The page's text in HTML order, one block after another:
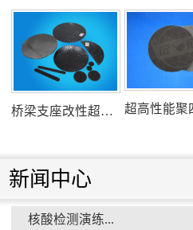
组织客户体验深州蜜
衡水市委书记新项目
桥梁支座改性超高分子量聚乙烯滑板
新闻中心
核酸检测演练...